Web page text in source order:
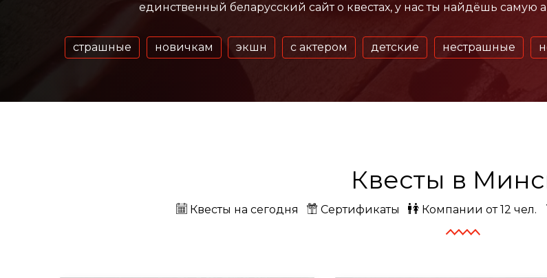
единственный беларусский сайт о квестах, у нас ты найдёшь
страшные новичкам экшн с актером детские нестрашные
Квесты в
Квесты на сегодня Сертификаты Компании от 12 чел.